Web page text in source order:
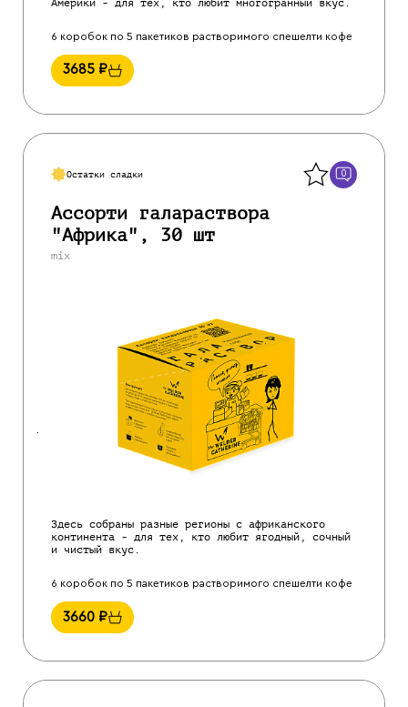
6 коробок по 5 пакетиков растворимого спешелти кофе
3685 ₽
Остатки сладки 0
Ассорти галараствора
"Африка", 30 шт
mix
Здесь собраны разные регионы с африканского
континента - для тех, кто любит ягодный, сочный
и чистый вкус.
6 коробок по 5 пакетиков растворимого спешелти кофе
3660 ₽